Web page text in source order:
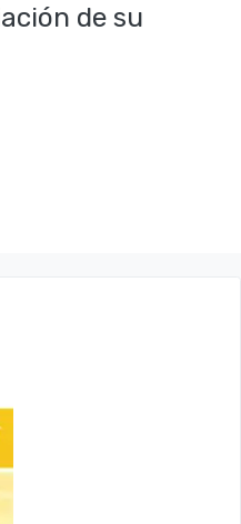
de su